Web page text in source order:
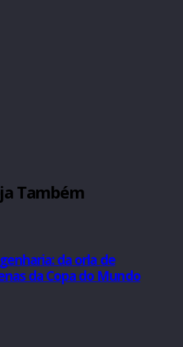
Também
da orla de
da Copa do Mundo